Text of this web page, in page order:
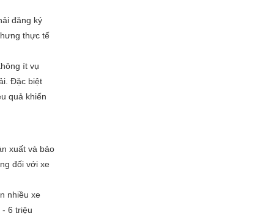
đăng ký
thực tế
ít vụ
Đặc biệt
quả khiến
xuất và bảo
đối với xe
nhiều xe
6 triệu